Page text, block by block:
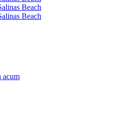
acum